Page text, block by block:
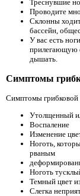
Треснувшие
Проводите
Склонны
бассейн,
У вас есть
прилегающую
дышать.
Симптомы
Симптомы грибковой
Утолщенный
Воспаление
Изменение
Ноготь,
рваным
Ноготь
Темный цвет
Слегка